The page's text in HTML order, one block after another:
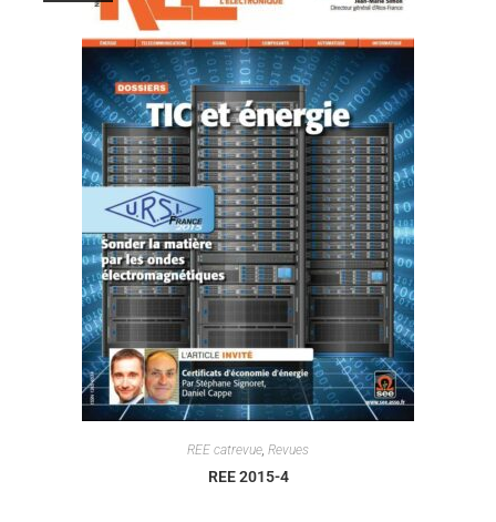
REE catrevue, Revues
REE 2015-4